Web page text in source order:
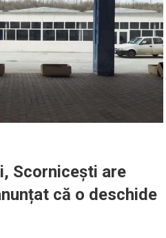
Scornicești are
că o deschide